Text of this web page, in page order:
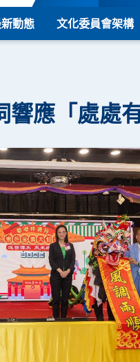
動態 文化委員會架構
響應「處處